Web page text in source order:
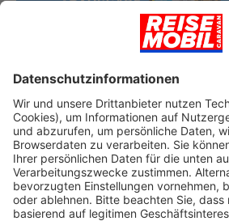
HERUNTERLADEN!
Reisemobil Caravan 09/26
Vorabausgabe
Laden Sie sich hier die aktuelle
Caravan als PDF-Vorabausgabe
und kostenlos.